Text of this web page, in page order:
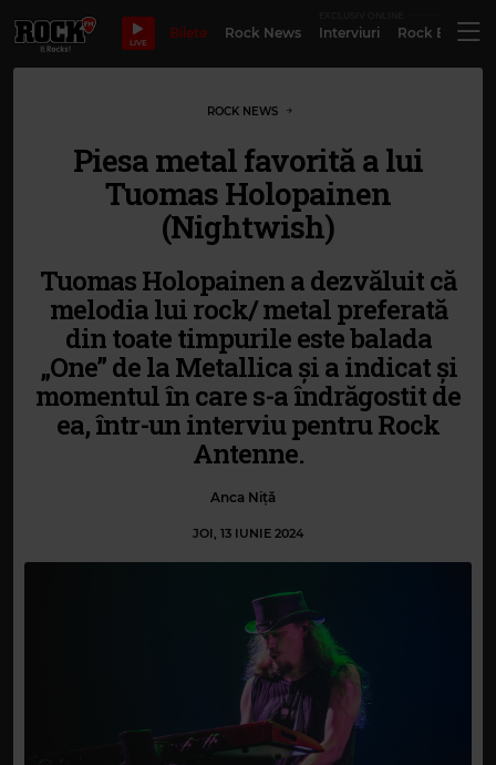
LIVE
Bilete Rock News Interviuri Rock
ROCK NEWS
Piesa metal favorită a lui
Tuomas Holopainen
(Nightwish)
Tuomas Holopainen a dezvăluit că
melodia lui rock/ metal preferată
din toate timpurile este balada
„One” de la Metallica și a indicat și
momentul în care s-a îndrăgostit de
ea, într-un interviu pentru Rock
Antenne.
Anca Niță
JOI, 13 IUNIE 2024